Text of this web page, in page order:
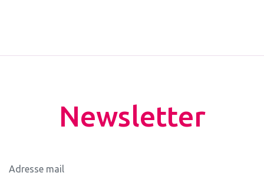
Newsletter
Adresse mail